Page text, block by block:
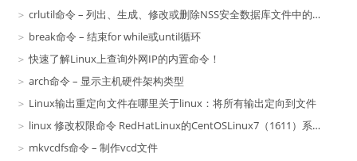
crlutil命令 – 列出、生成、修改或删除NSS安全数据库文件中的CRL
break命令 – 结束for while或until循环
快速了解Linux上查询外网IP的内置命令！
arch命令 – 显示主机硬件架构类型
Linux输出重定向文件在哪里关于linux：将所有输出定向到文件
linux 修改权限命令 RedHatLinux的CentOSLinux7（1611）系统发布
mkvcdfs命令 – 制作vcd文件